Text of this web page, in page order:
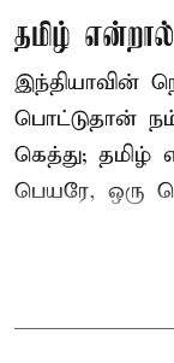
தமிழ்
இந்தியாவின்
பொட்டுதான்
கெத்து; தமிழ்
பெயரே, ஒரு